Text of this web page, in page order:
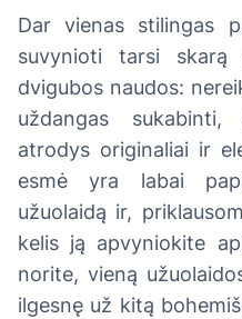
Dar vienas stilingas
suvynioti tarsi
dvigubos naudos:
uždangas
atrodys originaliai ir
esmė yra labai
užuolaidą ir,
kelis ją apvyniokite
norite, vieną
ilgesnę už kitą